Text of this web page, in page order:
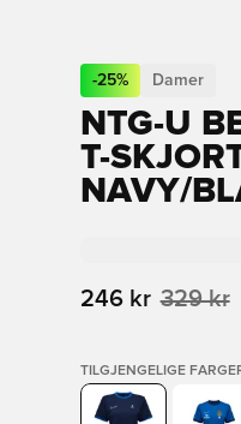
-25% Damer
NTG-U
T-
NAVY/
246 kr 329 kr
TILGJENGELIGE